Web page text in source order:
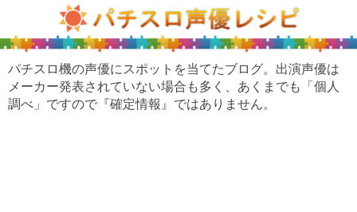
パチスロ機の声優にスポットを当てたブログ。出演声優は
メーカー発表されていない場合も多く、あくまでも「個人
調べ」ですので『確定情報』ではありません。